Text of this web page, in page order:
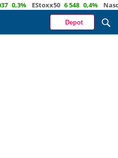
0,3% EStoxx50 6 548 0,4%
Depot